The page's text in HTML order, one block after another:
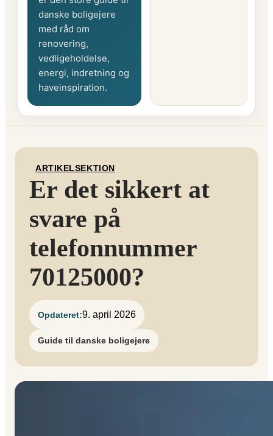
danske boligejere
med råd om
renovering,
vedligeholdelse,
energi, indretning og
haveinspiration.
ARTIKELSEKTION
Er det sikkert at
svare på
telefonnummer
70125000?
Opdateret:9. april 2026
Guide til danske boligejere